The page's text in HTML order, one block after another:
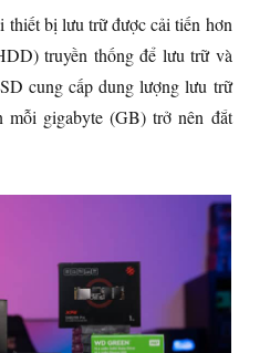
thiết bị lưu trữ được cải tiến hơn
truyền thống để lưu trữ và
cung cấp dung lượng lưu trữ
gigabyte (GB) trở nên đắt